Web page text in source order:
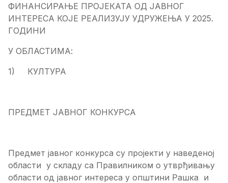
ФИНАНСИРАЊЕ ПРОЈЕКАТА ОД ЈАВНОГ
ИНТЕРЕСА КОЈЕ РЕАЛИЗУЈУ УДРУЖЕЊА У 2025.
ГОДИНИ
У ОБЛАСТИМА:
1) КУЛТУРА
ПРЕДМЕТ ЈАВНОГ КОНКУРСА
Предмет јавног конкурса су пројекти у наведеној
области у складу са Правилником о утврђивању
области од јавног интереса у општини Рашка и